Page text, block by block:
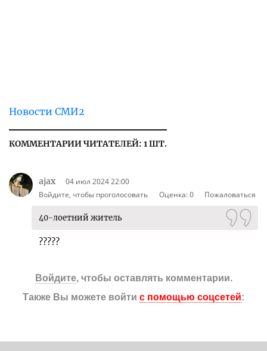
Новости СМИ2
КОММЕНТАРИИ ЧИТАТЕЛЕЙ: 1 ШТ.
ajax
04 июл 2024 22:00
Войдите, чтобы проголосовать
Оценка:0 Пожаловаться
40-лоетний житель
?????
Войдите, чтобы оставлять комментарии.
Также Вы можете войти с помощью соцсетей: